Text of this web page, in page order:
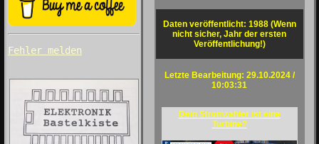
Fehler melden
Daten veröffentlicht: 1988 (Wenn
nicht sicher, Jahr der ersten
Veröffentlichung!)
Letzte Bearbeitung: 29.10.2024 /
10:03:31
Dein Stromzähler ist eine
Turbine?